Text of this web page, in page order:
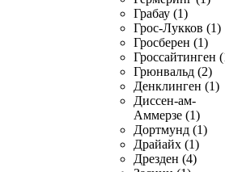
Грабау (1)
Грос-Лукков (1)
Гросберен (1)
Гроссайтинген
Грюнвальд (2)
Денклинген (1)
Диссен-ам-
Аммерзе (1)
Дортмунд (1)
Драйайх (1)
Дрезден (4)